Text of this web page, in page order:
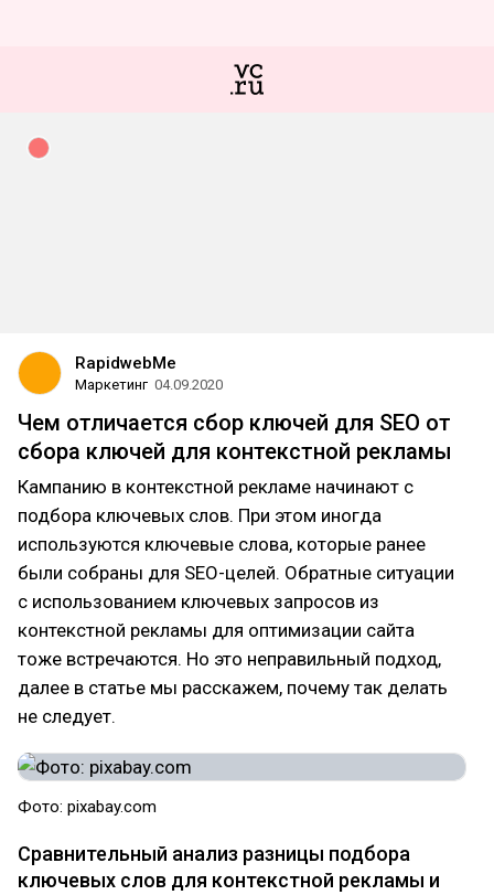
RapidwebMe
Маркетинг 04.09.2020
Чем отличается сбор ключей для SEO от
сбора ключей для контекстной рекламы
Кампанию в контекстной рекламе начинают с
подбора ключевых слов. При этом иногда
используются ключевые слова, которые ранее
были собраны для SEO-целей. Обратные ситуации
с использованием ключевых запросов из
контекстной рекламы для оптимизации сайта
тоже встречаются. Но это неправильный подход,
далее в статье мы расскажем, почему так делать
не следует.
Фото: pixabay.com
Сравнительный анализ разницы подбора
ключевых слов для контекстной рекламы и